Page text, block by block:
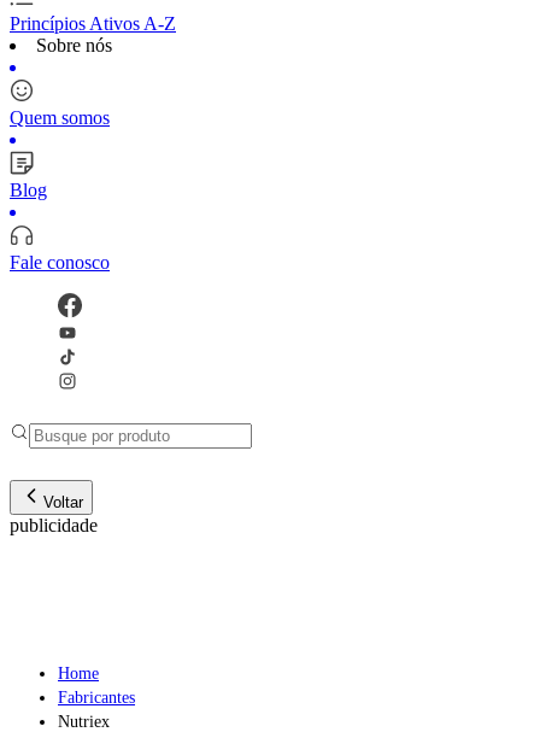
Princípios Ativos A-Z
Sobre nós
Quem somos
Blog
Fale conosco
Voltar
publicidade
Home
Fabricantes
Nutriex